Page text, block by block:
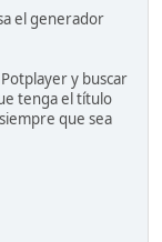
el generador
y buscar
tenga el título
que sea